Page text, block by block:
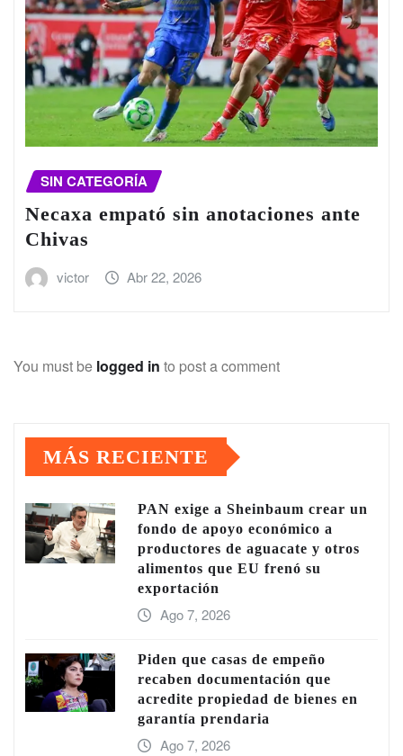
SIN CATEGORÍA
Necaxa empató sin anotaciones ante
Chivas
victor Abr 22, 2026
You must be logged in to post a comment
MÁS RECIENTE
PAN exige a Sheinbaum crear un
fondo de apoyo económico a
productores de aguacate y otros
alimentos que EU frenó su
exportación
Ago 7, 2026
Piden que casas de empeño
recaben documentación que
acredite propiedad de bienes en
garantía prendaria
Ago 7, 2026